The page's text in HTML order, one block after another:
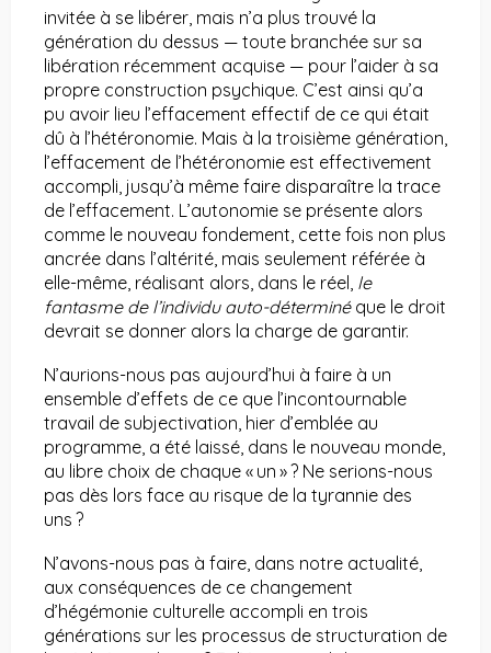
invitée à se libérer, mais n’a plus trouvé la
génération du dessus — toute branchée sur sa
libération récemment acquise — pour l’aider à sa
propre construction psychique. C’est ainsi qu’a
pu avoir lieu l’effacement effectif de ce qui était
dû à l’hétéronomie. Mais à la troisième génération,
l’effacement de l’hétéronomie est effectivement
accompli, jusqu’à même faire disparaître la trace
de l’effacement. L’autonomie se présente alors
comme le nouveau fondement, cette fois non plus
ancrée dans l’altérité, mais seulement référée à
elle-même, réalisant alors, dans le réel, le
fantasme de l’individu auto-déterminéque le droit
devrait se donner alors la charge de garantir.
N’aurions-nous pas aujourd’hui à faire à un
ensemble d’effets de ce que l’incontournable
travail de subjectivation, hier d’emblée au
programme, a été laissé, dans le nouveau monde,
au libre choix de chaque « un » ? Ne serions-nous
pas dès lors face au risque de la tyrannie des
uns ?
N’avons-nous pas à faire, dans notre actualité,
aux conséquences de ce changement
d’hégémonie culturelle accompli en trois
générations sur les processus de structuration de